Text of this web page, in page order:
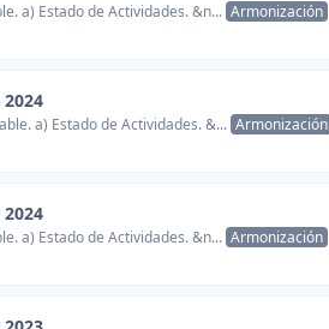
a) Estado de Actividades. &n... Armonización
a) Estado de Actividades. &... Armonización
a) Estado de Actividades. &n... Armonización